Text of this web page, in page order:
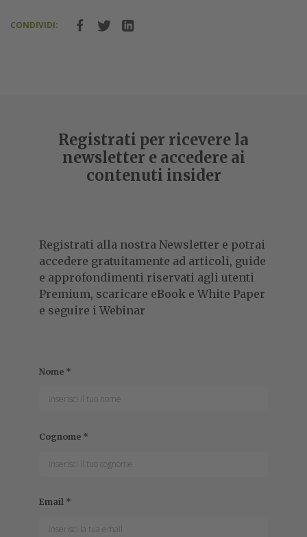
CONDIVIDI:
Registrati per ricevere la
newsletter e accedere ai
contenuti insider
Registrati alla nostra Newsletter e potrai
accedere gratuitamente ad articoli, guide
e approfondimenti riservati agli utenti
Premium, scaricare eBook e White Paper
e seguire i Webinar
Nome *
Cognome *
Email *